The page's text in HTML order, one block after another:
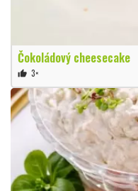
Čokoládový cheesecake
thumb_up 3×